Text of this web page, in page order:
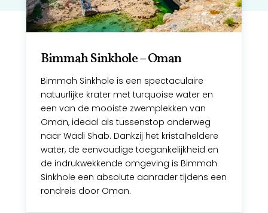
Bimmah Sinkhole – Oman
Bimmah Sinkhole is een spectaculaire
natuurlijke krater met turquoise water en
een van de mooiste zwemplekken van
Oman, ideaal als tussenstop onderweg
naar Wadi Shab. Dankzij het kristalheldere
water, de eenvoudige toegankelijkheid en
de indrukwekkende omgeving is Bimmah
Sinkhole een absolute aanrader tijdens een
rondreis door Oman.